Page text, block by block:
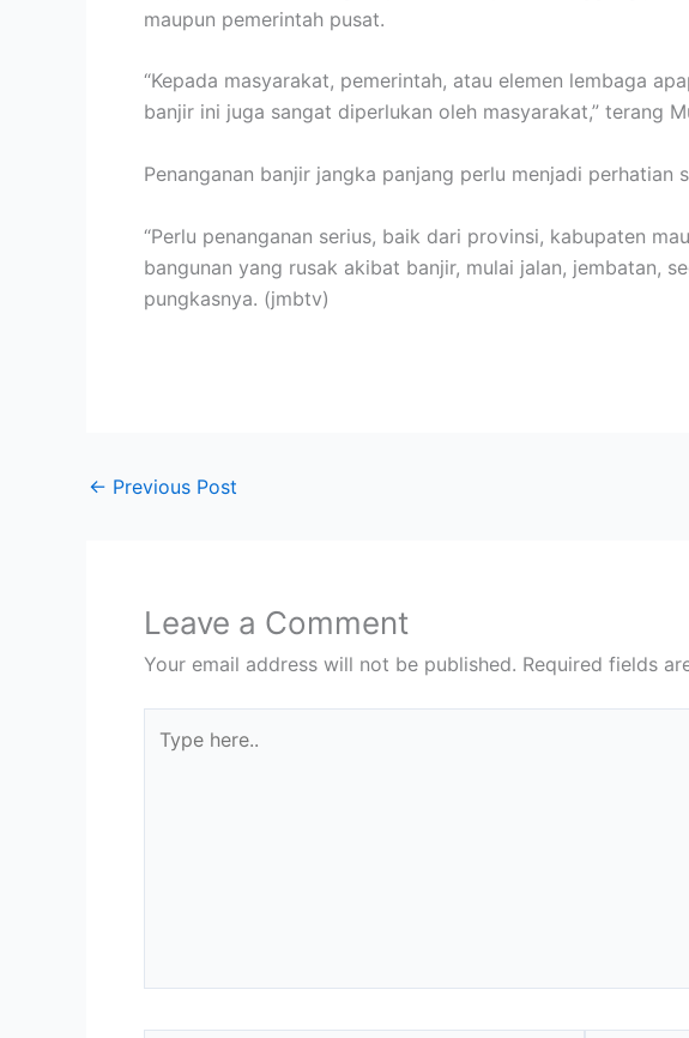
maupun pemerintah pusat.
“Kepada masyarakat, pemerintah, atau elemen lembaga
banjir ini juga sangat diperlukan oleh masyarakat,” terang
Penanganan banjir jangka panjang perlu menjadi
“Perlu penanganan serius, baik dari provinsi, kabupaten
bangunan yang rusak akibat banjir, mulai jalan, jembatan,
pungkasnya. (jmbtv)
← Previous Post
Leave a Comment
Your email address will not be published. Required fields
here..